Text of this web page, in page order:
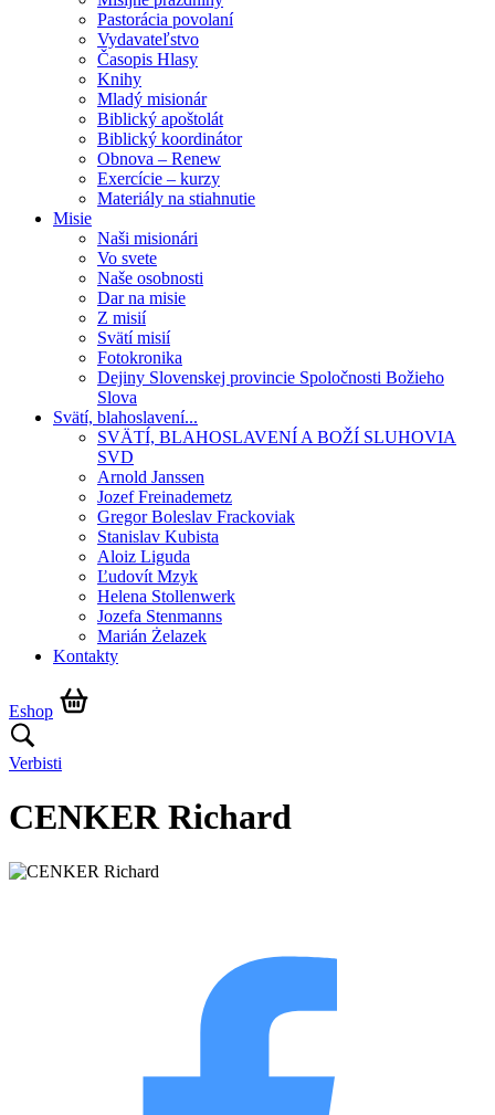
Pastorácia povolaní
Vydavateľstvo
Časopis Hlasy
Knihy
Mladý misionár
Biblický apoštolát
Biblický koordinátor
Obnova – Renew
Exercície – kurzy
Materiály na stiahnutie
Misie
Naši misionári
Vo svete
Naše osobnosti
Dar na misie
Z misií
Svätí misií
Fotokronika
Dejiny Slovenskej provincie Spoločnosti Božieho
Slova
Svätí, blahoslavení...
SVÄTÍ, BLAHOSLAVENÍ A BOŽÍ SLUHOVIA
SVD
Arnold Janssen
Jozef Freinademetz
Gregor Boleslav Frackoviak
Stanislav Kubista
Aloiz Liguda
Ľudovít Mzyk
Helena Stollenwerk
Jozefa Stenmanns
Marián Żelazek
Kontakty
Eshop
Verbisti
CENKER Richard